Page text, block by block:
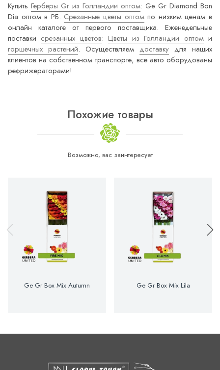
Купить Герберы Gr из Голландии оптом: Ge Gr Diamond Bon
Dia оптом в РБ. Срезанные цветы оптомпо низким ценам в
онлайн каталоге от первого поставщика. Еженедельные
поставкисрезанных цветов:Цветы из Голландии оптоми
горшечных растений. Осуществляем доставку для наших
клиентов на собственном транспорте, все авто оборудованы
рефрижераторами!
Похожие товары
Возможно, вас заинтересует
Ge Gr Box Mix Autumn Ge Gr Box Mix Lila